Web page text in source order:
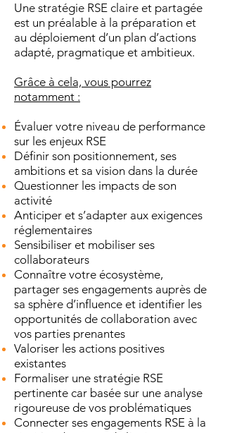
Une stratégie RSE claire et partagée
est un préalable à la préparation et
au déploiement d’un plan d’actions
adapté, pragmatique et ambitieux.
Grâce à cela, vous pourrez
notamment :
Évaluer votre niveau de performance
sur les enjeux RSE
Définir son positionnement, ses
ambitions et sa vision dans la durée
Questionner les impacts de son
activité
Anticiper et s’adapter aux exigences
réglementaires
Sensibiliser et mobiliser ses
collaborateurs
Connaître votre écosystème,
partager ses engagements auprès de
sa sphère d’influence et identifier les
opportunités de collaboration avec
vos parties prenantes
Valoriser les actions positives
existantes
Formaliser une stratégie RSE
pertinente car basée sur une analyse
rigoureuse de vos problématiques
Connecter ses engagements RSE à la